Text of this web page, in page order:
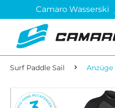
Camaro Wasserski
Surf Paddle Sail Anzüge